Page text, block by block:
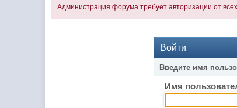
Администрация форума требует авторизации от
Войти
Введите имя
Имя